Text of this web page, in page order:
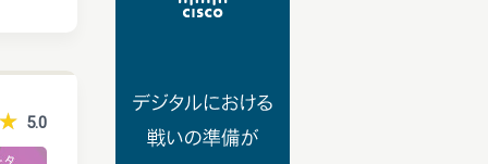
5.0